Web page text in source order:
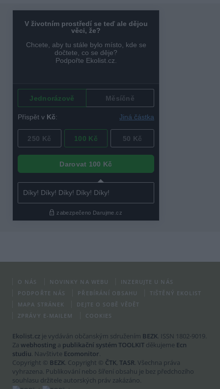
O NÁS NOVINKY NA WEBU
INZERUJTE U NÁS
PODPOŘTE NÁS
PŘEBÍRÁNÍ OBSAHU
TIŠTĚNÝ EKOLIST
MAPA STRÁNEK
DEJTE O SOBĚ VĚDĚT
ZPRÁVY E-MAILEM
COOKIES
Ekolist.cz je vydáván občanským sdružením BEZK. ISSN 1802-9019.
Za webhosting a publikační systém TOOLKIT děkujeme Ecn
studiu. Navštivte Ecomonitor.
Copyright © BEZK. Copyright © ČTK, TASR. Všechna práva
vyhrazena. Publikování nebo šíření obsahu je bez předchozího
souhlasu držitele autorských práv zakázáno.